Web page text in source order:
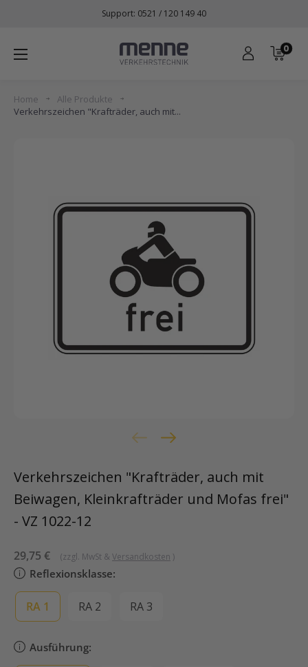
Inhalt
Support: 0521 / 120 149 40
Menne
0
Home
Alle Produkte
Verkehrszeichen "Krafträder, auch mit...
Verkehrszeichen "Krafträder, auch mit
Beiwagen, Kleinkrafträder und Mofas frei"
- VZ 1022-12
Sonderpreis
29,75 € (zzgl. MwSt & Versandkosten )
Reflexionsklasse:
RA 1 RA 2 RA 3
Ausführung: